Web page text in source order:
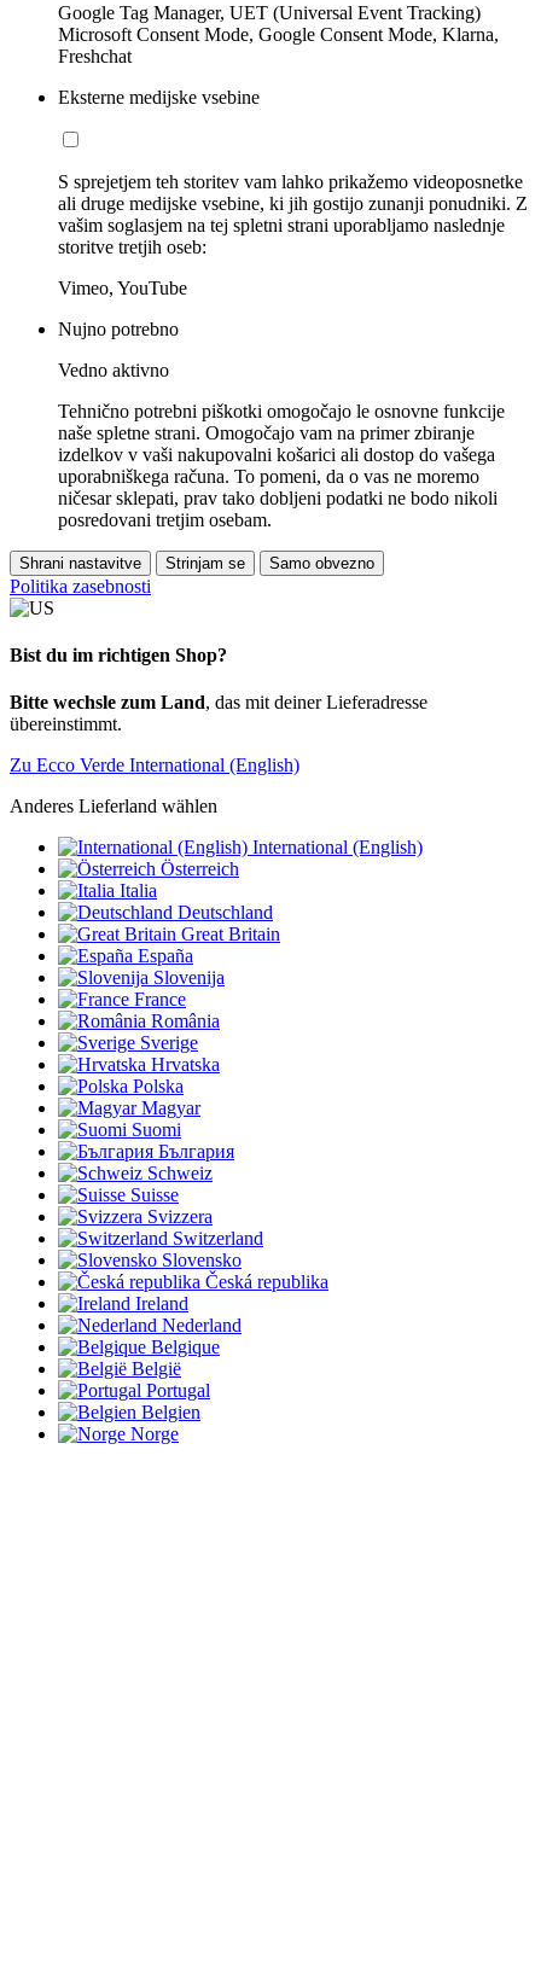
Google Tag Manager, UET (Universal Event Tracking)
Microsoft Consent Mode, Google Consent Mode, Klarna,
Freshchat
Eksterne medijske vsebine
S sprejetjem teh storitev vam lahko prikažemo videoposnetke
ali druge medijske vsebine, ki jih gostijo zunanji ponudniki. Z
vašim soglasjem na tej spletni strani uporabljamo naslednje
storitve tretjih oseb:
Vimeo, YouTube
Nujno potrebno
Vedno aktivno
Tehnično potrebni piškotki omogočajo le osnovne funkcije
naše spletne strani. Omogočajo vam na primer zbiranje
izdelkov v vaši nakupovalni košarici ali dostop do vašega
uporabniškega računa. To pomeni, da o vas ne moremo
ničesar sklepati, prav tako dobljeni podatki ne bodo nikoli
posredovani tretjim osebam.
Shrani nastavitve Strinjam se Samo obvezno
Politika zasebnosti
Bist du im richtigen Shop?
Bitte wechsle zum Land, das mit deiner Lieferadresse
übereinstimmt.
Zu Ecco Verde International (English)
Anderes Lieferland wählen
International (English)
Österreich
Italia
Deutschland
Great Britain
España
Slovenija
France
România
Sverige
Hrvatska
Polska
Magyar
Suomi
България
Schweiz
Suisse
Svizzera
Switzerland
Slovensko
Česká republika
Ireland
Nederland
Belgique
België
Portugal
Belgien
Norge